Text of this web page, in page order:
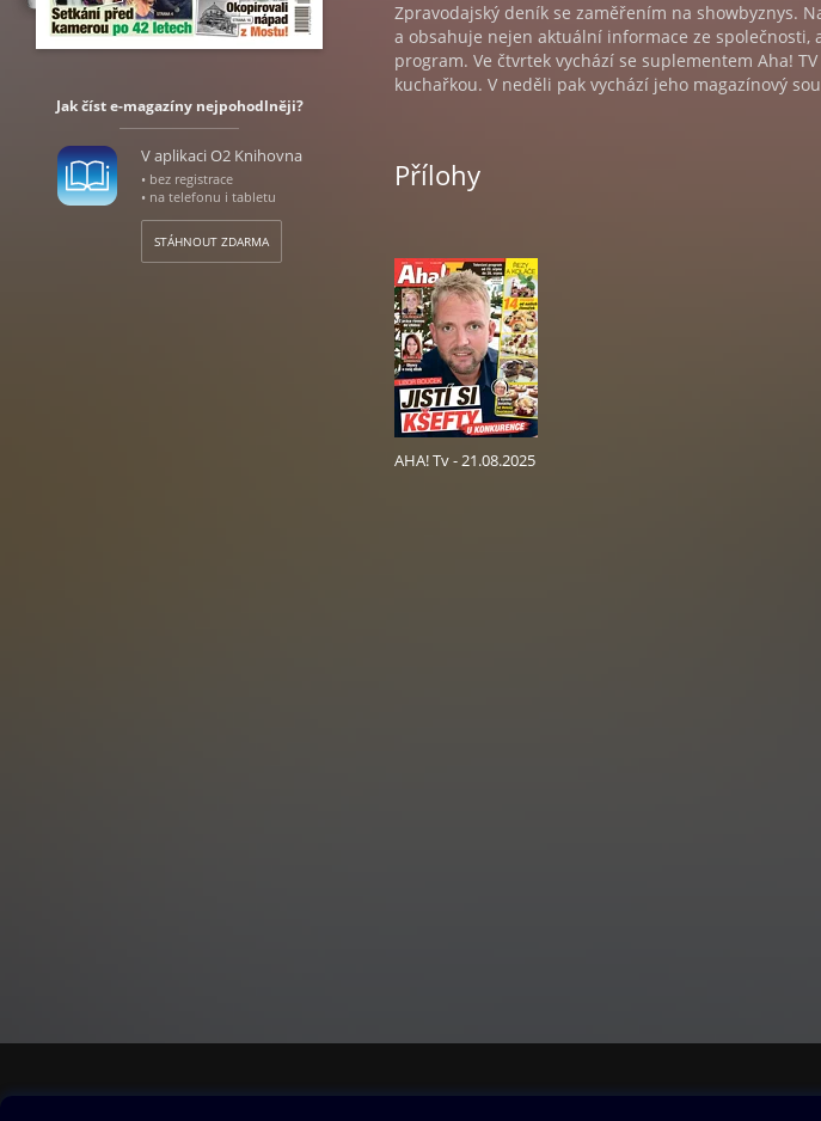
Jak číst e-magazíny nejpohodlněji?
V aplikaci O2 Knihovna
• bez registrace
• na telefonu i tabletu
STÁHNOUT ZDARMA
Zpravodajský deník se zaměřením na showbyznys.
a obsahuje nejen aktuální informace ze společnosti,
program. Ve čtvrtek vychází se suplementem Aha!
kuchařkou. V neděli pak vychází jeho magazínový
Přílohy
AHA! Tv - 21.08.2025